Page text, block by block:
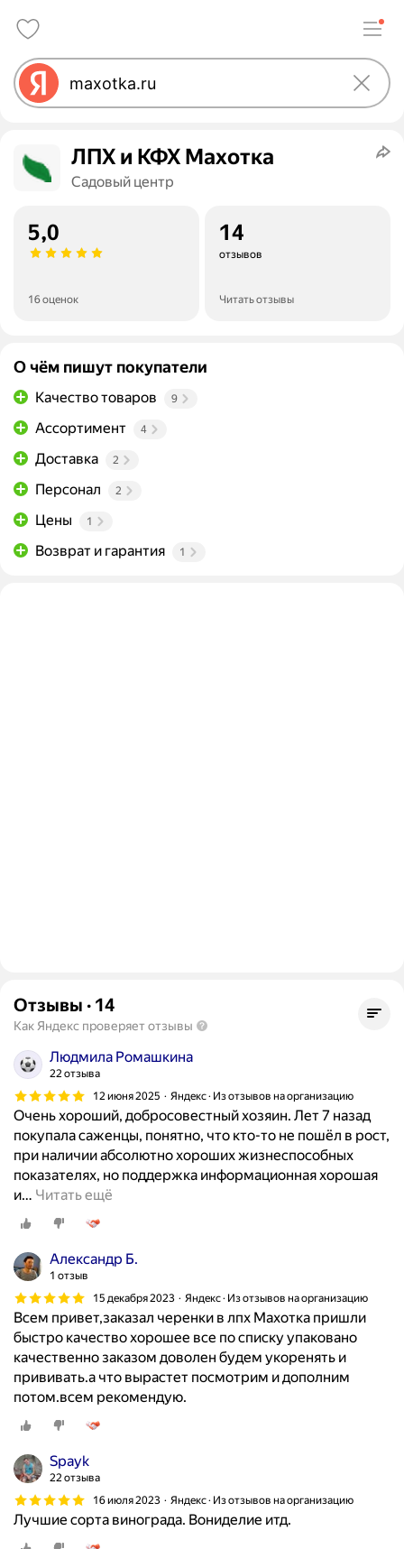
ЛПХ и КФХ Махотка
Садовый центр
5,0
16 оценок
14
отзывов
Читать отзывы
О чём пишут покупатели
Качество товаров 9
Ассортимент 4
Доставка 2
Персонал 2
Цены 1
Возврат и гарантия 1
Отзывы · 14
Как Яндекс проверяет отзывы
Людмила Ромашкина
22 отзыва
12 июня 2025
Яндекс · Из отзывов на организацию
Очень хороший, добросовестный хозяин. Лет 7 назад
покупала саженцы, понятно, что кто-то не пошёл в рост,
при наличии абсолютно хороших жизнеспособных
показателях, но поддержка информационная хорошая
и… Читать ещё
Александр Б.
1 отзыв
15 декабря 2023
Яндекс · Из отзывов на организацию
Всем привет,заказал черенки в лпх Махотка пришли
быстро качество хорошее все по списку упаковано
качественно заказом доволен будем укоренять и
прививать.а что вырастет посмотрим и дополним
потом.всем рекомендую.
Spayk
22 отзыва
16 июля 2023
Яндекс · Из отзывов на организацию
Лучшие сорта винограда. Вониделие итд.